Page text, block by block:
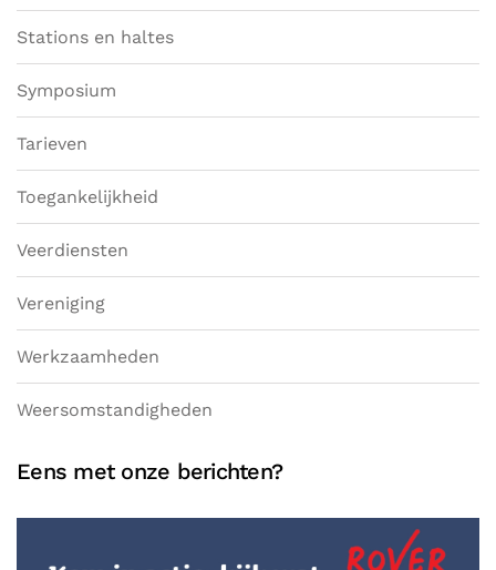
Stations en haltes
Symposium
Tarieven
Toegankelijkheid
Veerdiensten
Vereniging
Werkzaamheden
Weersomstandigheden
Eens met onze berichten?